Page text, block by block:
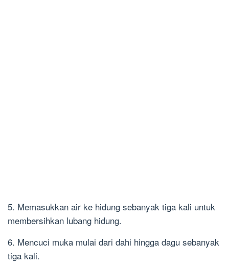
5. Memasukkan air ke hidung sebanyak tiga kali untuk
membersihkan lubang hidung.
6. Mencuci muka mulai dari dahi hingga dagu sebanyak
tiga kali.